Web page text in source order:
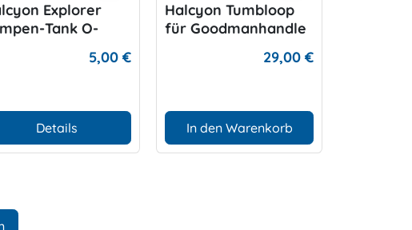
Explorer
Tank O-
5,00 €
Details
Halcyon Tumbloop
für Goodmanhandle
29,00 €
In den Warenkorb